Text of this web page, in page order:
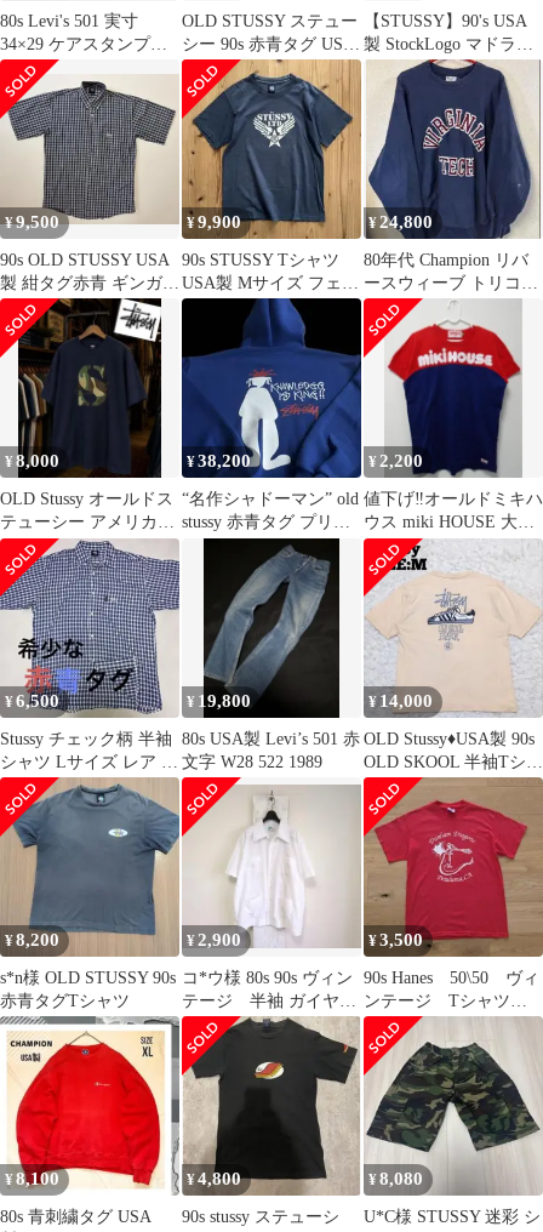
80s Levi's 501 実寸
34×29 ケアスタンプ
赤耳直後 濃紺 毛羽
OLD STUSSY ステュー
シー 90s 赤青タグ USA
製 半袖シャツ
【STUSSY】90's USA
製 StockLogo マドラス
チェックシャツ
¥9,500
90s OLD STUSSY USA
製 紺タグ赤青 ギンガム
半袖 シャツ M
¥9,900
90s STUSSY Tシャツ
USA製 Mサイズ フェー
ド
¥24,800
80年代 Champion リバ
ースウィーブ トリコタ
グ スウェット XL
¥8,000
OLD Stussy オールドス
テューシー アメリカ製
Tシャツ L 赤青タグ
¥38,200
“名作シャドーマン” old
stussy 赤青タグ プリン
ト パーカー 90s
¥2,200
値下げ‼️オールドミキハ
ウス miki HOUSE 大人
メンズ TシャツL 赤青
¥6,500
Stussy チェック柄 半袖
シャツ Lサイズ レア 希
少 赤青タグ
¥ 19,800
80s USA製 Levi’s 501 赤
文字 W28 522 1989
¥ 14,000
OLD Stussy♦USA製 90s
OLD SKOOL 半袖Tシャ
ツ M
¥8,200
s*n様 OLD STUSSY 90s
赤青タグTシャツ
¥2,900
コ*ウ様 80s 90s ヴィン
テージ 半袖 ガイヤベ
ラ キューバシャツ
XL
¥3,500
90s Hanes 50\50 ヴィ
ンテージ Tシャツ
赤 希少
¥8,100
80s 青刺繍タグ USA
¥4,800
90s stussy ステューシ
¥8,080
U*C様 STUSSY 迷彩 シ